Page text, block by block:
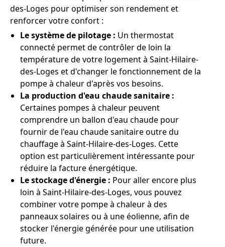
des-Loges pour optimiser son rendement et
renforcer votre confort :
Le système de pilotage : Un thermostat
connecté permet de contrôler de loin la
température de votre logement à Saint-Hilaire-
des-Loges et d'changer le fonctionnement de la
pompe à chaleur d'après vos besoins.
La production d'eau chaude sanitaire :
Certaines pompes à chaleur peuvent
comprendre un ballon d'eau chaude pour
fournir de l'eau chaude sanitaire outre du
chauffage à Saint-Hilaire-des-Loges. Cette
option est particulièrement intéressante pour
réduire la facture énergétique.
Le stockage d'énergie : Pour aller encore plus
loin à Saint-Hilaire-des-Loges, vous pouvez
combiner votre pompe à chaleur à des
panneaux solaires ou à une éolienne, afin de
stocker l'énergie générée pour une utilisation
future.